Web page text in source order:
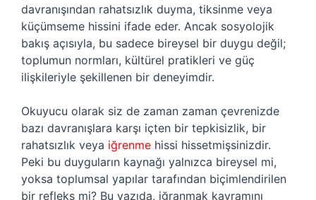
davranışından rahatsızlık duyma, tiksinme veya
küçümseme hissini ifade eder. Ancak sosyolojik
bakış açısıyla, bu sadece bireysel bir duygu değil;
toplumun normları, kültürel pratikleri ve güç
ilişkileriyle şekillenen bir deneyimdir.
Okuyucu olarak siz de zaman zaman çevrenizde
bazı davranışlara karşı içten bir tepkisizlik, bir
rahatsızlık veya iğrenme hissi hissetmişsinizdir.
Peki bu duyguların kaynağı yalnızca bireysel mi,
yoksa toplumsal yapılar tarafından biçimlendirilen
bir refleks mi? Bu yazıda, iğranmak kavramını